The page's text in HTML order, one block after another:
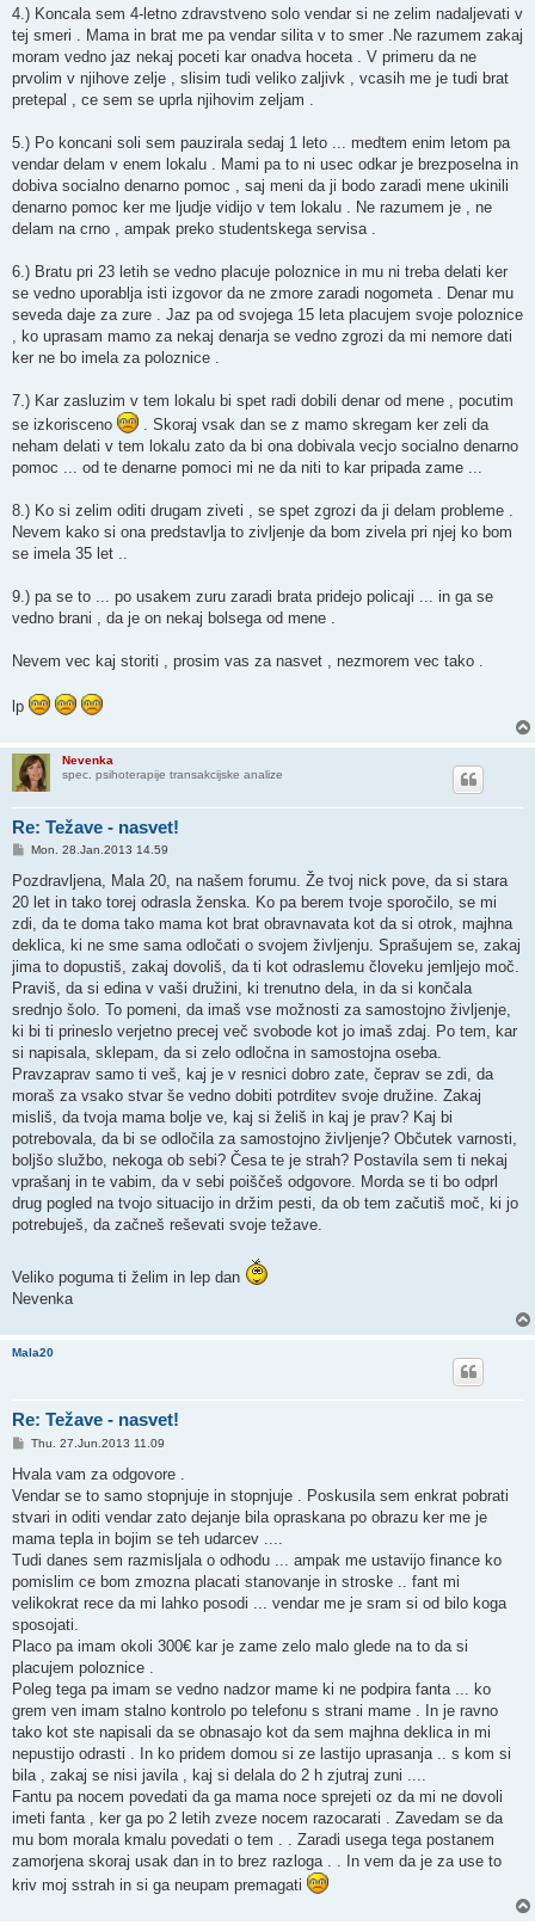
4.) Koncala sem 4-letno zdravstveno solo vendar si ne zelim nadaljevati v
tej smeri . Mama in brat me pa vendar silita v to smer .Ne razumem zakaj
moram vedno jaz nekaj poceti kar onadva hoceta . V primeru da ne
prvolim v njihove zelje , slisim tudi veliko zaljivk , vcasih me je tudi brat
pretepal , ce sem se uprla njihovim zeljam .
5.) Po koncani soli sem pauzirala sedaj 1 leto ... medtem enim letom pa
vendar delam v enem lokalu . Mami pa to ni usec odkar je brezposelna in
dobiva socialno denarno pomoc , saj meni da ji bodo zaradi mene ukinili
denarno pomoc ker me ljudje vidijo v tem lokalu . Ne razumem je , ne
delam na crno , ampak preko studentskega servisa .
6.) Bratu pri 23 letih se vedno placuje poloznice in mu ni treba delati ker
se vedno uporablja isti izgovor da ne zmore zaradi nogometa . Denar mu
seveda daje za zure . Jaz pa od svojega 15 leta placujem svoje poloznice
, ko uprasam mamo za nekaj denarja se vedno zgrozi da mi nemore dati
ker ne bo imela za poloznice .
7.) Kar zasluzim v tem lokalu bi spet radi dobili denar od mene , pocutim
se izkorisceno
. Skoraj vsak dan se z mamo skregam ker zeli da
neham delati v tem lokalu zato da bi ona dobivala vecjo socialno denarno
pomoc ... od te denarne pomoci mi ne da niti to kar pripada zame ...
8.) Ko si zelim oditi drugam ziveti , se spet zgrozi da ji delam probleme .
Nevem kako si ona predstavlja to zivljenje da bom zivela pri njej ko bom
se imela 35 let ..
9.) pa se to ... po usakem zuru zaradi brata pridejo policaji ... in ga se
vedno brani , da je on nekaj bolsega od mene .
Nevem vec kaj storiti , prosim vas za nasvet , nezmorem vec tako .
lp
Nevenka
spec. psihoterapije transakcijske analize
Re: Težave - nasvet!
P
s
Mon. 28.Jan.2013 14.59
Pozdravljena, Mala 20, na našem forumu. Že tvoj nick pove, da si stara
20 let in tako torej odrasla ženska. Ko pa berem tvoje sporočilo, se mi
zdi, da te doma tako mama kot brat obravnavata kot da si otrok, majhna
deklica, ki ne sme sama odločati o svojem življenju. Sprašujem se, zakaj
jima to dopustiš, zakaj dovoliš, da ti kot odraslemu človeku jemljejo moč.
Praviš, da si edina v vaši družini, ki trenutno dela, in da si končala
srednjo šolo. To pomeni, da imaš vse možnosti za samostojno življenje,
ki bi ti prineslo verjetno precej več svobode kot jo imaš zdaj. Po tem, kar
si napisala, sklepam, da si zelo odločna in samostojna oseba.
Pravzaprav samo ti veš, kaj je v resnici dobro zate, čeprav se zdi, da
moraš za vsako stvar še vedno dobiti potrditev svoje družine. Zakaj
misliš, da tvoja mama bolje ve, kaj si želiš in kaj je prav? Kaj bi
potrebovala, da bi se odločila za samostojno življenje? Občutek varnosti,
boljšo službo, nekoga ob sebi? Česa te je strah? Postavila sem ti nekaj
vprašanj in te vabim, da v sebi poiščeš odgovore. Morda se ti bo odprl
drug pogled na tvojo situacijo in držim pesti, da ob tem začutiš moč, ki jo
potrebuješ, da začneš reševati svoje težave.
Veliko poguma ti želim in lep dan
Nevenka
Mala20
Re: Težave - nasvet!
P
s
Thu. 27.Jun.2013 11.09
Hvala vam za odgovore .
Vendar se to samo stopnjuje in stopnjuje . Poskusila sem enkrat pobrati
stvari in oditi vendar zato dejanje bila opraskana po obrazu ker me je
mama tepla in bojim se teh udarcev ....
Tudi danes sem razmisljala o odhodu ... ampak me ustavijo finance ko
pomislim ce bom zmozna placati stanovanje in stroske .. fant mi
velikokrat rece da mi lahko posodi ... vendar me je sram si od bilo koga
sposojati.
Placo pa imam okoli 300€ kar je zame zelo malo glede na to da si
placujem poloznice .
Poleg tega pa imam se vedno nadzor mame ki ne podpira fanta ... ko
grem ven imam stalno kontrolo po telefonu s strani mame . In je ravno
tako kot ste napisali da se obnasajo kot da sem majhna deklica in mi
nepustijo odrasti . In ko pridem domou si ze lastijo uprasanja .. s kom si
bila , zakaj se nisi javila , kaj si delala do 2 h zjutraj zuni ....
Fantu pa nocem povedati da ga mama noce sprejeti oz da mi ne dovoli
imeti fanta , ker ga po 2 letih zveze nocem razocarati . Zavedam se da
mu bom morala kmalu povedati o tem . . Zaradi usega tega postanem
zamorjena skoraj usak dan in to brez razloga . . In vem da je za use to
kriv moj sstrah in si ga neupam premagati